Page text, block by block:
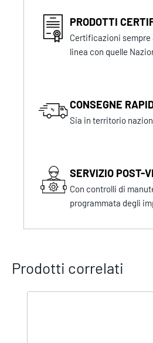
PRODOTTI
Certificazioni sempre
linea con quelle
CONSEGNE
Sia in territorio
SERVIZIO POST-
Con controlli di
programmata degli
Prodotti correlati